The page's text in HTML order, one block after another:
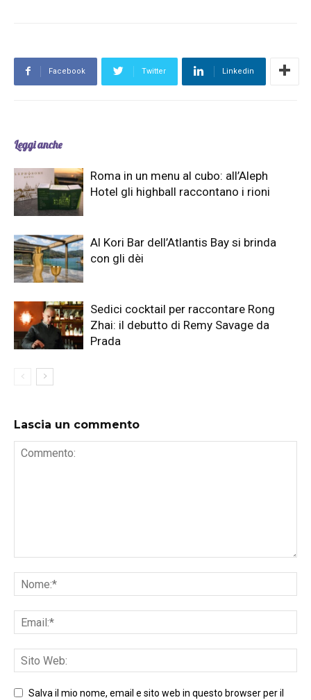
Facebook Twitter Linkedin
Leggi anche
Roma in un menu al cubo: all’Aleph
Hotel gli highball raccontano i rioni
Al Kori Bar dell’Atlantis Bay si brinda
con gli dèi
Sedici cocktail per raccontare Rong
Zhai: il debutto di Remy Savage da
Prada
Lascia un commento
Salva il mio nome, email e sito web in questo browser per il